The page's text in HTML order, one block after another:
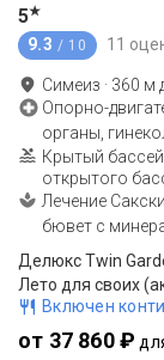
5★
9.3 / 10 11
Симеиз · 360 м
Опорно-
органы,
Крытый
открытого
Лечение
бювет с
Делюкс Twin
Включен
от 37 860 ₽